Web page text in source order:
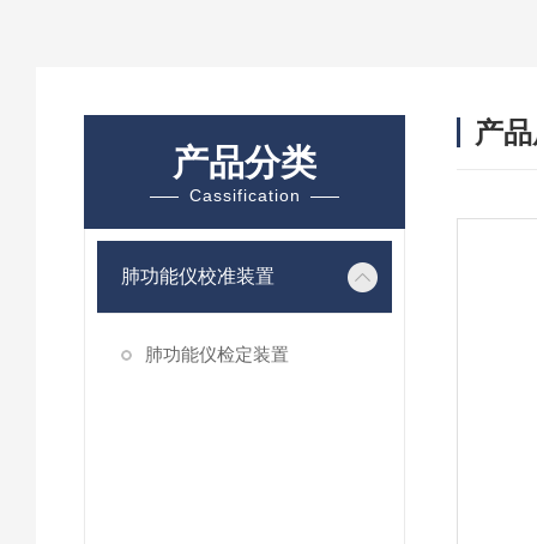
产品分类
Cassification
肺功能仪校准装置
肺功能仪检定装置
产